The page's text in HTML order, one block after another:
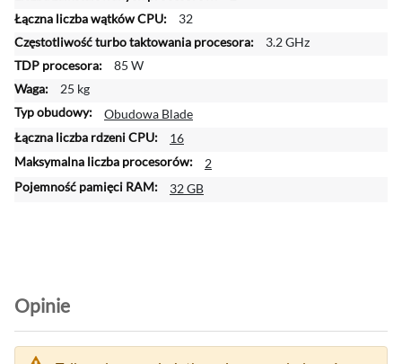
i
f
o
r
m
c
j
i
32
3.2 GHz
85 W
25 kg
Obudowa Blade
16
2
32 GB
Opinie